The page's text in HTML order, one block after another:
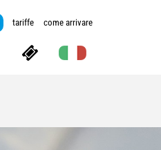
tariffe come arrivare